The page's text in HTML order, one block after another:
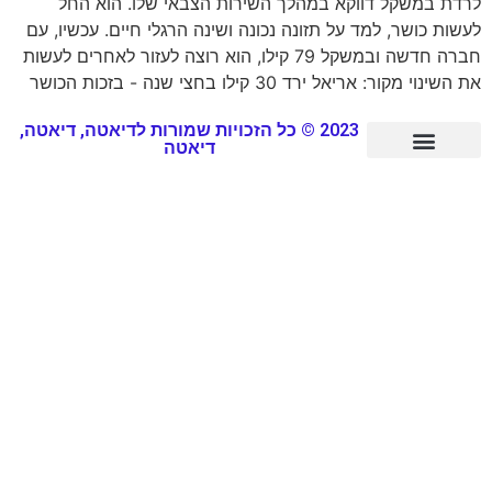
לעשות כושר, למד על תזונה נכונה ושינה הרגלי חיים. עכשיו, עם
חברה חדשה ובמשקל 79 קילו, הוא רוצה לעזור לאחרים לעשות
את השינוי מקור: אריאל ירד 30 קילו בחצי שנה - בזכות הכושר
2023 © כל הזכויות שמורות לדיאטה, דיאטה,
דיאטה